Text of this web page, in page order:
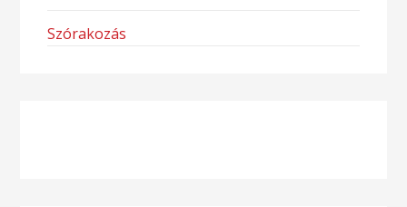
Szórakozás